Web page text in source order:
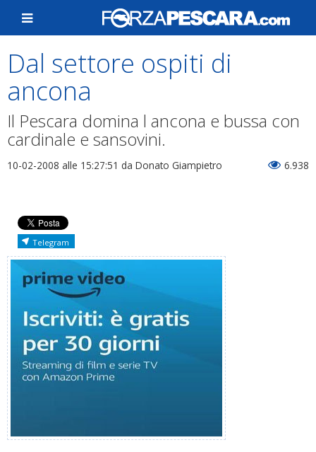
Dal settore ospiti di
ancona
Il Pescara domina l ancona e bussa con
cardinale e sansovini.
10-02-2008 alle 15:27:51 da Donato Giampietro 6.938
Telegram